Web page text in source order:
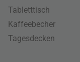
Tabletttisch
Kaffeebecher
Tagesdecken